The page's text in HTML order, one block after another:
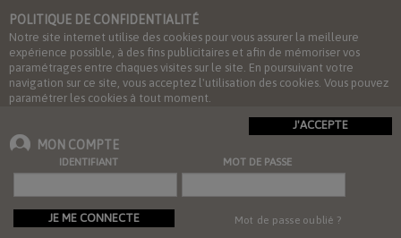
POLITIQUE DE CONFIDENTIALITÉ
Notre site internet utilise des cookies pour vous assurer la meilleure
expérience possible, à des fins publicitaires et afin de mémoriser vos
paramétrages entre chaques visites sur le site. En poursuivant votre
navigation sur ce site, vous acceptez l'utilisation des cookies. Vous pouvez
paramétrer les cookies à tout moment.
J'ACCEPTE
MON COMPTE
IDENTIFIANT MOT DE PASSE
JE ME CONNECTE Mot de passe oublié ?